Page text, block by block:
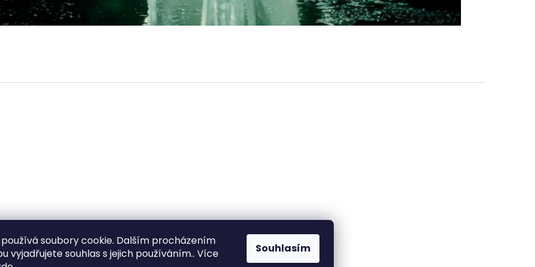
soubory cookie. Dalším procházením
vyjadřujete souhlas s jejich používáním.. Více
Souhlasím
All-in-Van ClonyNaTecko.cz